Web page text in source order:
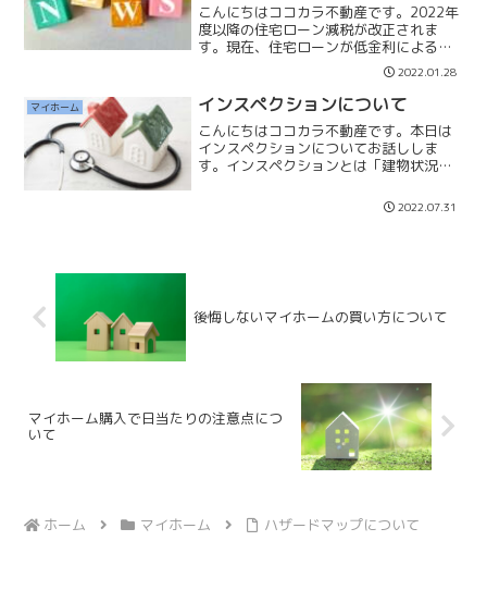
こんにちはココカラ不動産です。2022年
度以降の住宅ローン減税が改正されま
す。現在、住宅ローンが低金利によるこ
とで『逆ザヤ』になっていることから改
正されることになりました。※逆ザ
ヤ・・金利より控除率の方が高い為、支
払う金利より戻ってくる税金...
2022.01.28
マイホーム インスペクションについて
こんにちはココカラ不動産です。本日は
インスペクションについてお話ししま
す。インスペクションとは「建物状況調
の資格をもつ専門の検査員が第三者的な
立場で劣化の状況や欠陥の有無を調べま
2022.07.31
後悔しないマイホームの買い方について
マイホーム購入で日当たりの注意点につ
いて
ホーム マイホーム ハザードマップについて